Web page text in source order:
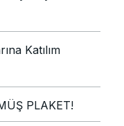
Katılım
PLAKET!